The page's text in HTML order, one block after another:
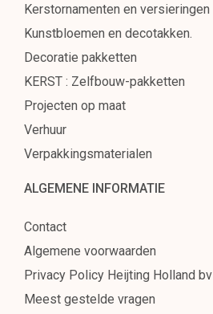
Kerstornamenten en versieringen
Kunstbloemen en decotakken.
Decoratie pakketten
KERST : Zelfbouw-pakketten
Projecten op maat
Verhuur
Verpakkingsmaterialen
ALGEMENE INFORMATIE
Contact
Algemene voorwaarden
Privacy Policy Heijting Holland bv
Meest gestelde vragen